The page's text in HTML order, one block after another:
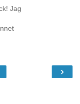
Jag
›